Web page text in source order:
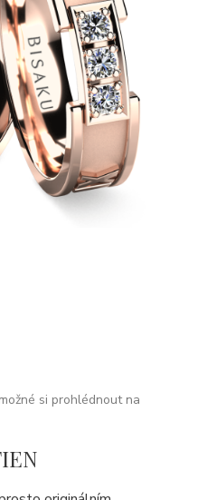
si prohlédnout na